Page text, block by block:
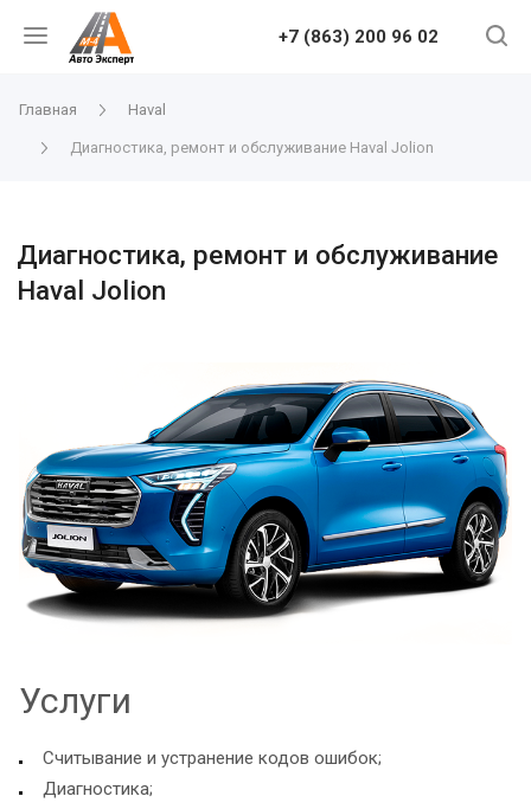
+7 (863) 200 96 02
Главная Haval
Диагностика, ремонт и обслуживание Haval Jolion
Диагностика, ремонт и обслуживание
Haval Jolion
Услуги
Считывание и устранение кодов ошибок;
Диагностика;